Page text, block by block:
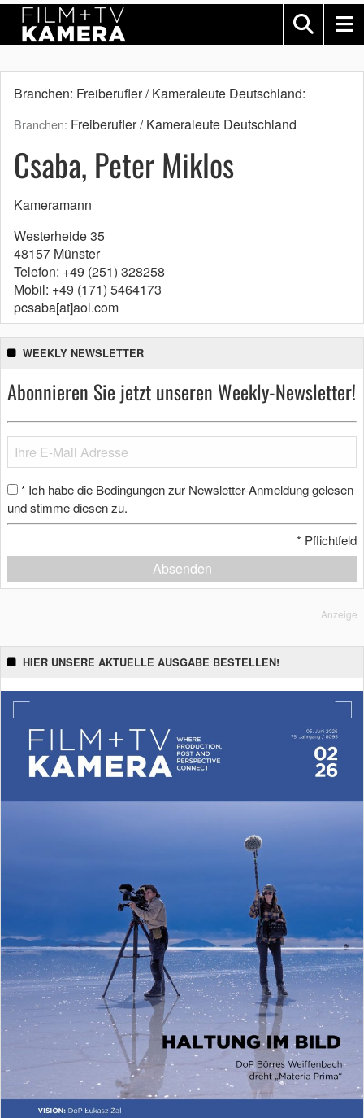
Branchen: Freiberufler / Kameraleute Deutschland:
Branchen: Freiberufler / Kameraleute Deutschland
Csaba, Peter Miklos
Kameramann
Westerheide 35
48157 Münster
Telefon: +49 (251) 328258
Mobil: +49 (171) 5464173
pcsaba[at]aol.com
WEEKLY NEWSLETTER
Abonnieren Sie jetzt unseren Weekly-Newsletter!
* Ich habe die Bedingungen zur Newsletter-Anmeldung gelesen
und stimme diesen zu.
* Pflichtfeld
Absenden
Anzeige
HIER UNSERE AKTUELLE AUSGABE BESTELLEN!